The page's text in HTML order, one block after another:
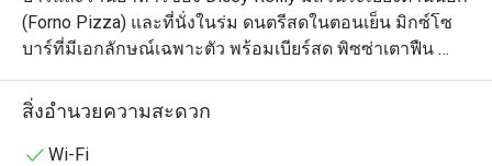
(Forno Pizza) และที่นั่งในร่ม ดนตรีสดในตอนเย็น มิกซ์โซ
บาร์ที่มีเอกลักษณ์เฉพาะตัว พร้อมเบียร์สด พิซซ่าเตาฟืน
ของกินเล่น ของว่าง บรรยากาศเป็นกันเอง มีไหวพริบ และ
เป็นกันเอง ทุกวัน เวลา 11.00 น. ถึง เที่ยงคืน
สิ่งอำนวยความสะดวก
Wi-Fi